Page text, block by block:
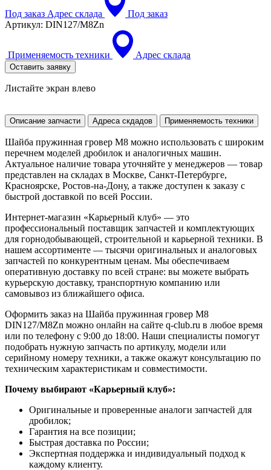
Под заказ Адрес склада
Под заказ
Артикул: DIN127/M8Zn
Применяемость техники Адрес склада
Оставить заявку
Листайте экран влево
Описание запчасти Адреса скдадов Применяемость техники
Шайба пружинная гровер M8 можно использовать с широким
перечнем моделей дробилок и аналогичных машин.
Актуальное наличие товара уточняйте у менеджеров — товар
представлен на складах в Москве, Санкт-Петербурге,
Красноярске, Ростов-на-Дону, а также доступен к заказу с
быстрой доставкой по всей России.
Интернет-магазин «Карьерный клуб» — это
профессиональный поставщик запчастей и комплектующих
для горнодобывающей, строительной и карьерной техники. В
нашем ассортименте — тысячи оригинальных и аналоговых
запчастей по конкурентным ценам. Мы обеспечиваем
оперативную доставку по всей стране: вы можете выбрать
курьерскую доставку, транспортную компанию или
самовывоз из ближайшего офиса.
Оформить заказ на Шайба пружинная гровер M8
DIN127/M8Zn можно онлайн на сайте q-club.ru в любое время
или по телефону с 9:00 до 18:00. Наши специалисты помогут
подобрать нужную запчасть по артикулу, модели или
серийному номеру техники, а также окажут консультацию по
техническим характеристикам и совместимости.
Почему выбирают «Карьерный клуб»:
Оригинальные и проверенные аналоги запчастей для
дробилок;
Гарантия на все позиции;
Быстрая доставка по России;
Экспертная поддержка и индивидуальный подход к
каждому клиенту.